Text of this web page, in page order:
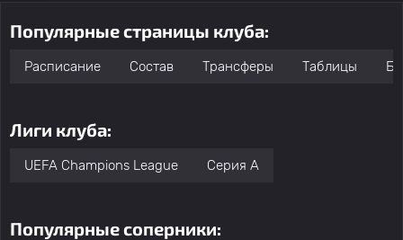
Популярные страницы клуба:
Расписание Состав Трансферы Таблицы
Лиги клуба:
UEFA Champions League Серия А
Популярные соперники: